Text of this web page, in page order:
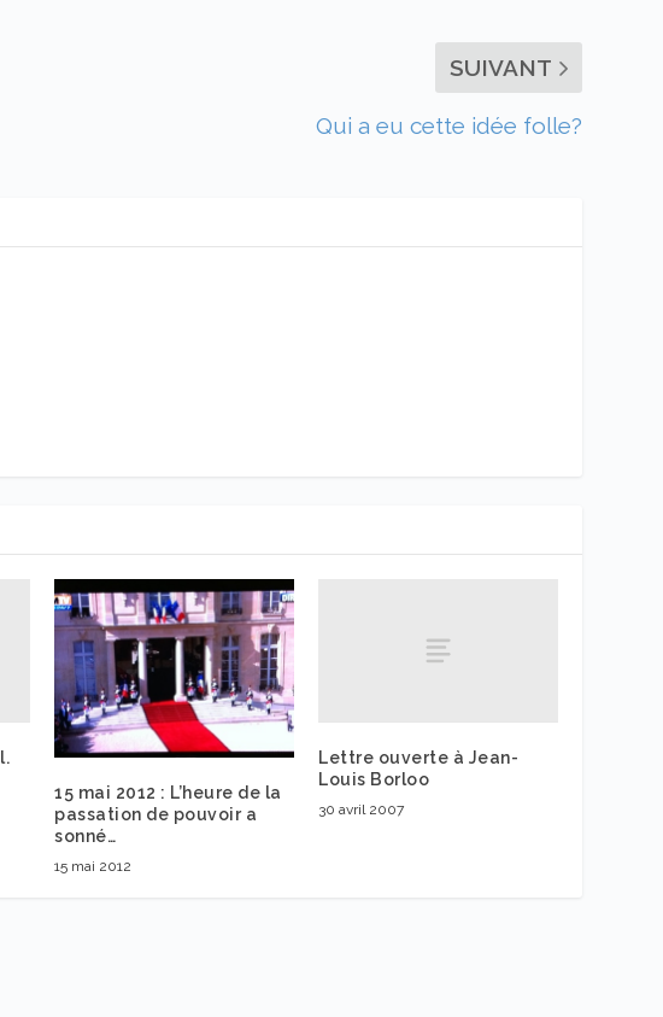
SUIVANT
Qui a eu cette idée folle?
15 mai 2012 : L’heure de la
passation de pouvoir a
sonné…
15 mai 2012
Lettre ouverte à Jean-
Louis Borloo
30 avril 2007